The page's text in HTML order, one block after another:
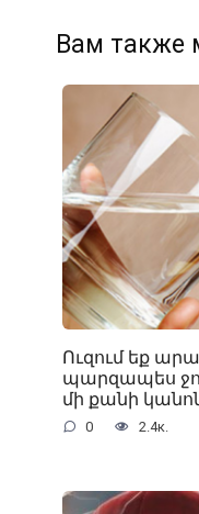
Вам также
Ուզում եք
պարզապես
մի քանի
0 2.4к.